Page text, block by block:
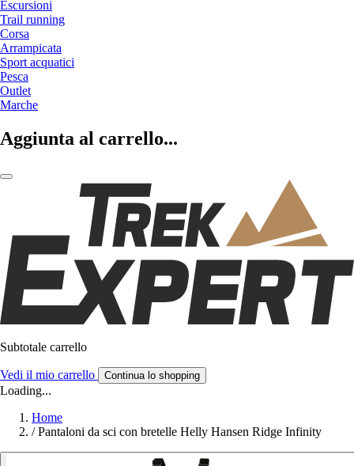
Escursioni
Trail running
Corsa
Arrampicata
Sport acquatici
Pesca
Outlet
Marche
Aggiunta al carrello...
Subtotale carrello
Vedi il mio carrello Continua lo shopping
Loading...
Home
/ Pantaloni da sci con bretelle Helly Hansen Ridge Infinity